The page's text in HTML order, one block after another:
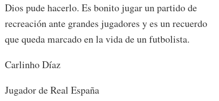
Dios pude hacerlo. Es bonito jugar un partido de
recreación ante grandes jugadores y es un recuerdo
que queda marcado en la vida de un futbolista.
Carlinho Díaz
Jugador de Real España